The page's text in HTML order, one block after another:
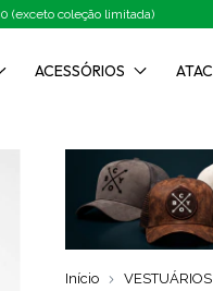
(exceto coleção limitada)
ACESSÓRIOS
Início VESTUÁRIOS